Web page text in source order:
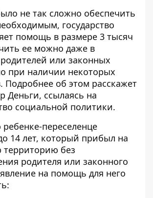
не так сложно обеспечить
государство
помощь в размере 3 тысяч
ее можно даже в
родителей или законных
при наличии некоторых
Подробнее об этом расскажет
Деньги, ссылаясь на
социальной политики.
ребенке-переселенце
14 лет, который прибыл на
территорию без
родителя или законного
на помощь для него